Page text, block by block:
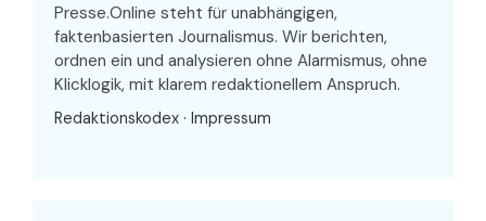
Presse.Online steht für unabhängigen,
faktenbasierten Journalismus. Wir berichten,
ordnen ein und analysieren ohne Alarmismus, ohne
Klicklogik, mit klarem redaktionellem Anspruch.
Redaktionskodex · Impressum